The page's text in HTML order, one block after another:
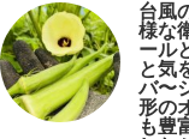
台風
様な
ール
と気
バ〜
形の
も豊